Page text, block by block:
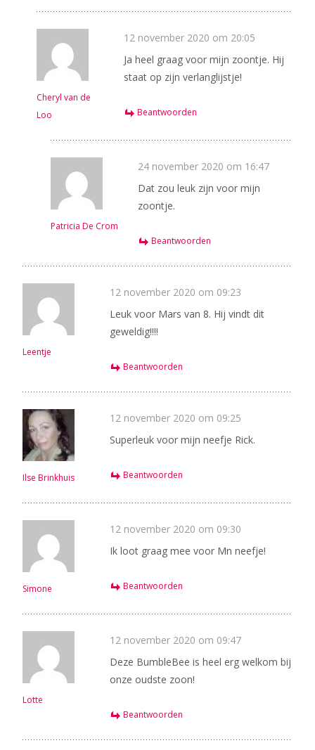
Cheryl van de
Loo
12 november 2020 om 20:05
Ja heel graag voor mijn zoontje. Hij
staat op zijn verlanglijstje!
Beantwoorden
Patricia De Crom
24 november 2020 om 16:47
Dat zou leuk zijn voor mijn
zoontje.
Beantwoorden
Leentje
12 november 2020 om 09:23
Leuk voor Mars van 8. Hij vindt dit
geweldig!!!!
Beantwoorden
Ilse Brinkhuis
12 november 2020 om 09:25
Superleuk voor mijn neefje Rick.
Beantwoorden
Simone
12 november 2020 om 09:30
Ik loot graag mee voor Mn neefje!
Beantwoorden
Lotte
12 november 2020 om 09:47
Deze BumbleBee is heel erg welkom bij
onze oudste zoon!
Beantwoorden